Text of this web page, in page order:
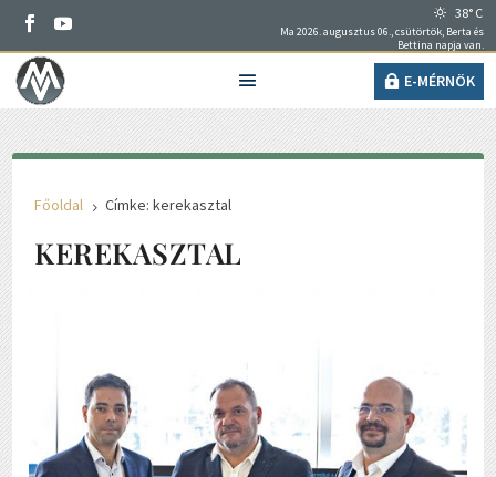
38° C
Ma 2026. augusztus 06., csütörtök, Berta és
Bettina napja van.
E-MÉRNÖK
Főoldal 5 Címke: kerekasztal
KEREKASZTAL